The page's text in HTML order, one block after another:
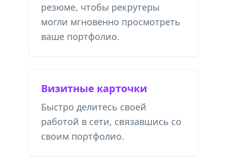
резюме, чтобы рекрутеры
могли мгновенно просмотреть
ваше портфолио.
Визитные карточки
Быстро делитесь своей
работой в сети, связавшись со
своим портфолио.